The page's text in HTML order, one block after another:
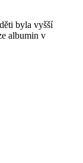
byla vyšší
albumin v